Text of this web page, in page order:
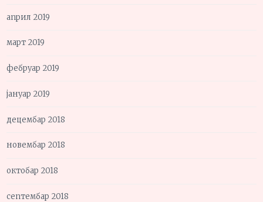
април 2019
март 2019
фебруар 2019
јануар 2019
децембар 2018
новембар 2018
октобар 2018
септембар 2018